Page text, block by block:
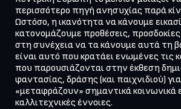
περισσότερο πηγή ανησυχίας παρά
Ωστόσο, η ικανότητα να κάνουμε
κατονομάζουμε προθέσεις, προσδοκίες
στη συνέχεια να τα κάνουμε αυτά τη
είναι αυτό που κρατάει ενωμένες τις
που παρουσιάζονται στην έκθεση
φαντασίας, δράσης (και παιχνιδιού)
«μεταφράζουν» σημαντικά
καλλιτεχνικές έννοιες.